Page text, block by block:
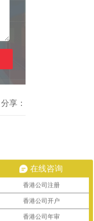
分享：
在线咨询
香港公司注册
香港公司开户
香港公司年审